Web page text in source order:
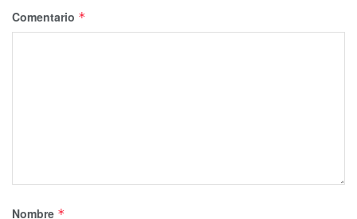
Comentario *
Nombre *